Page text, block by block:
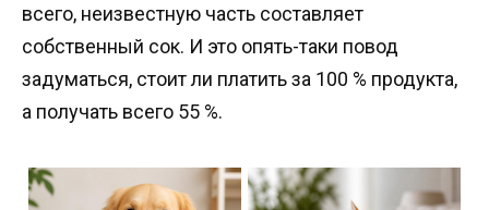
всего, неизвестную часть составляет
собственный сок. И это опять-таки повод
задуматься, стоит ли платить за 100 % продукта,
а получать всего 55 %.